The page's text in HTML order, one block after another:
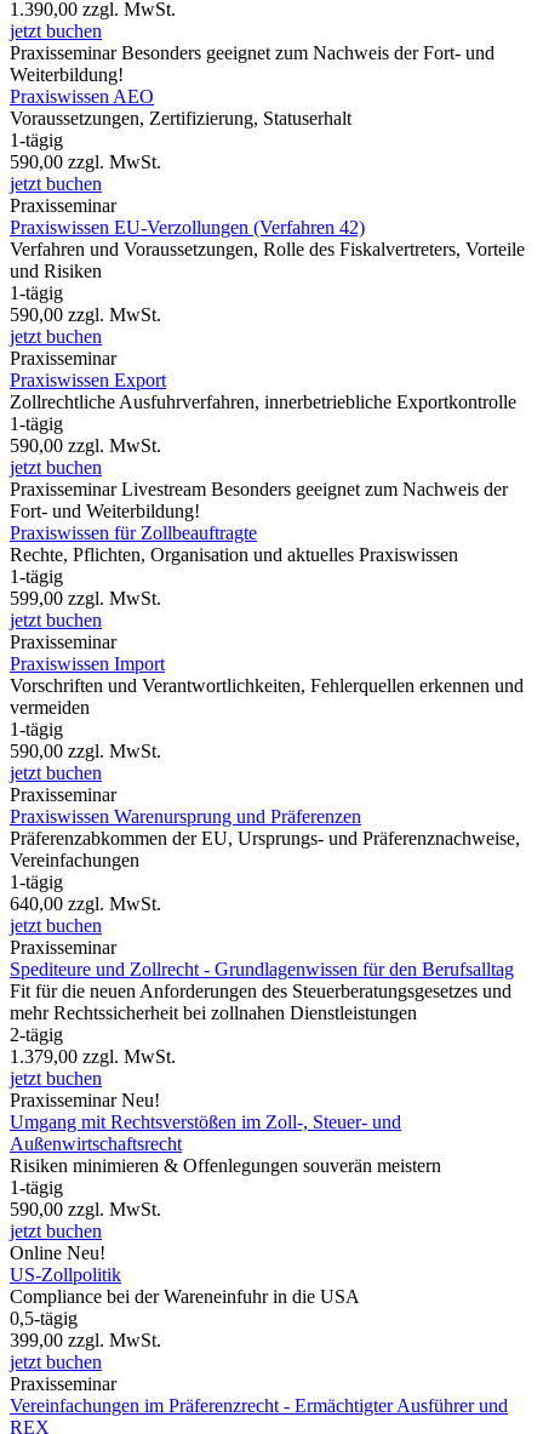
1.390,00 zzgl. MwSt.
jetzt buchen
Praxisseminar Besonders geeignet zum Nachweis der Fort- und
Weiterbildung!
Praxiswissen AEO
Voraussetzungen, Zertifizierung, Statuserhalt
1-tägig
590,00 zzgl. MwSt.
jetzt buchen
Praxisseminar
Praxiswissen EU-Verzollungen (Verfahren 42)
Verfahren und Voraussetzungen, Rolle des Fiskalvertreters, Vorteile
und Risiken
1-tägig
590,00 zzgl. MwSt.
jetzt buchen
Praxisseminar
Praxiswissen Export
Zollrechtliche Ausfuhrverfahren, innerbetriebliche Exportkontrolle
1-tägig
590,00 zzgl. MwSt.
jetzt buchen
Praxisseminar Livestream Besonders geeignet zum Nachweis der
Fort- und Weiterbildung!
Praxiswissen für Zollbeauftragte
Rechte, Pflichten, Organisation und aktuelles Praxiswissen
1-tägig
599,00 zzgl. MwSt.
jetzt buchen
Praxisseminar
Praxiswissen Import
Vorschriften und Verantwortlichkeiten, Fehlerquellen erkennen und
vermeiden
1-tägig
590,00 zzgl. MwSt.
jetzt buchen
Praxisseminar
Praxiswissen Warenursprung und Präferenzen
Präferenzabkommen der EU, Ursprungs- und Präferenznachweise,
Vereinfachungen
1-tägig
640,00 zzgl. MwSt.
jetzt buchen
Praxisseminar
Spediteure und Zollrecht - Grundlagenwissen für den Berufsalltag
Fit für die neuen Anforderungen des Steuerberatungsgesetzes und
mehr Rechtssicherheit bei zollnahen Dienstleistungen
2-tägig
1.379,00 zzgl. MwSt.
jetzt buchen
Praxisseminar Neu!
Umgang mit Rechtsverstößen im Zoll-, Steuer- und
Außenwirtschaftsrecht
Risiken minimieren & Offenlegungen souverän meistern
1-tägig
590,00 zzgl. MwSt.
jetzt buchen
Online Neu!
US-Zollpolitik
Compliance bei der Wareneinfuhr in die USA
0,5-tägig
399,00 zzgl. MwSt.
jetzt buchen
Praxisseminar
Vereinfachungen im Präferenzrecht - Ermächtigter Ausführer und
REX